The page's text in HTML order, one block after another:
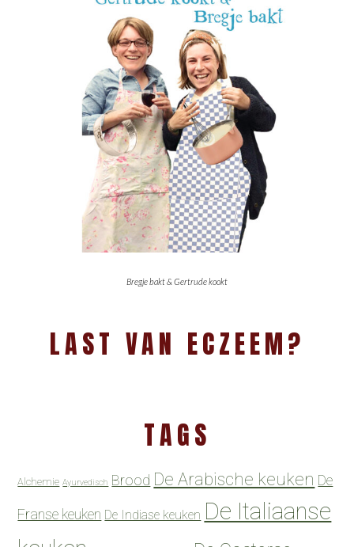
Bregje bakt & Gertrude kookt
LAST VAN ECZEEM?
TAGS
Alchemie Ayurvedisch Brood De Arabische keuken De
Franse keuken De Indiase keuken De Italiaanse